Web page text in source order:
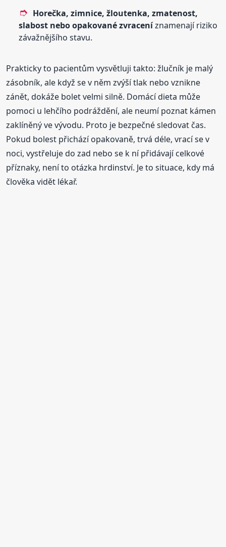
Horečka, zimnice, žloutenka, zmatenost,
slabost nebo opakované zvraceníznamenají riziko
závažnějšího stavu.
Prakticky to pacientům vysvětluji takto: žlučník je malý
zásobník, ale když se v něm zvýší tlak nebo vznikne
zánět, dokáže bolet velmi silně. Domácí dieta může
pomoci u lehčího podráždění, ale neumí poznat kámen
zaklíněný ve vývodu. Proto je bezpečné sledovat čas.
Pokud bolest přichází opakovaně, trvá déle, vrací se v
noci, vystřeluje do zad nebo se k ní přidávají celkové
příznaky, není to otázka hrdinství. Je to situace, kdy má
člověka vidět lékař.